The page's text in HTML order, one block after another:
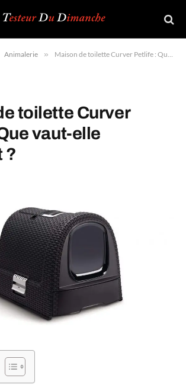
Animalerie » Maison de toilette Curver Petlife : Que vaut-elle vraiment ?
toilette Curver
vaut-elle
?